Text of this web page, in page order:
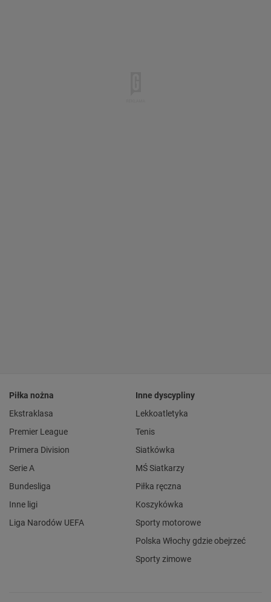
Piłka nożna
Ekstraklasa
Premier League
Primera Division
Serie A
Bundesliga
Inne ligi
Liga Narodów UEFA
Inne dyscypliny
Lekkoatletyka
Tenis
Siatkówka
MŚ Siatkarzy
Piłka ręczna
Koszykówka
Sporty motorowe
Polska Włochy gdzie obejrzeć
Sporty zimowe